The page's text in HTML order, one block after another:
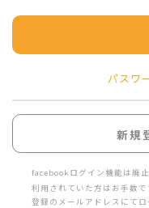
パスワ
新規
facebookログイン機能は廃
利用されていた方はお手数で
登録のメールアドレスにてロ